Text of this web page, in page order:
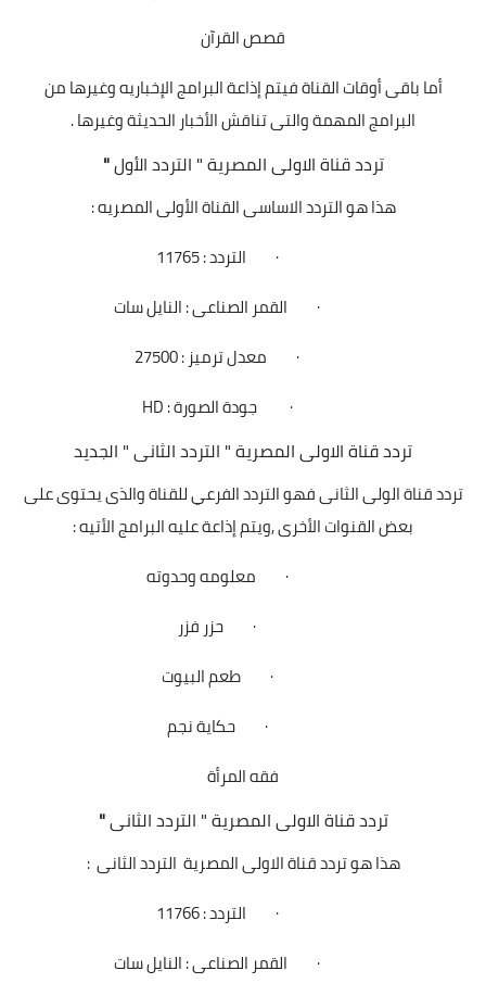
قصص القرآن
أما باقى أوقات القناة فيتم إذاعة البرامج الإخباريه وغيرها من
البرامج المهمة والتى تناقش الأخبار الحديثة وغيرها .
تردد قناة الاولى المصرية" التردد الأول"
هذا هو التردد الاساسى القناة الأولى المصريه :
·
التردد : 11765
·
القمر الصناعى:النايل سات
·
معدل ترميز : 27500
·
جودة الصورة : HD
تردد قناة الاولى المصرية" التردد الثانى" الجديد
تردد قناة الولى الثانى فهو التردد الفرعي للقناة والذى يحتوى على
بعض القنوات الأخرى,ويتم إذاعة عليه البرامج الأتيه :
·
معلومه وحدوته
·
حزر فزر
·
طعم البيوت
·
حكاية نجم
فقه المرأة
تردد قناة الاولى المصرية" التردد الثانى"
هذا هو تردد قناة الاولى المصرية التردد الثانى :
·
التردد : 11766
·
القمر الصناعى:النايل سات